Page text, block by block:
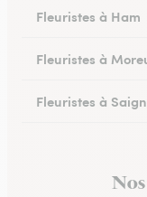
Fleuristes à Ham
Fleuristes à
Fleuristes à
Fleuristes à